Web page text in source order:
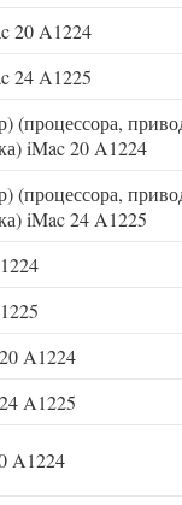
20 A1224
24 A1225
(процессора,
iMac 20 A1224
(процессора,
iMac 24 A1225
A1224
A1225
A1224